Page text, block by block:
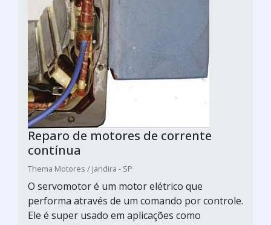
Reparo de motores de corrente
contínua
Thema Motores / Jandira - SP
O servomotor é um motor elétrico que
performa através de um comando por controle.
Ele é super usado em aplicações como